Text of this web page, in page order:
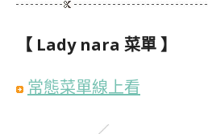
【 Lady nara 菜單 】
常態菜單線上看